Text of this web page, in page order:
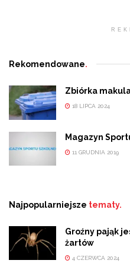
Rekomendowane.
Zbiórka
18 LIPCA 2024
Magazyn
11 GRUDNIA 2019
Najpopularniejsze tematy.
Groźny pająk
żartów
4 CZERWCA 2024